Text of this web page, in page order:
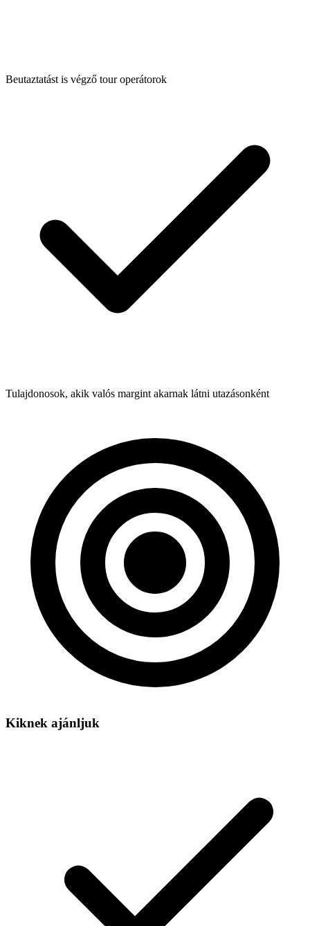
Beutaztatást is végző tour operátorok
Tulajdonosok, akik valós margint akarnak látni utazásonként
Kiknek ajánljuk